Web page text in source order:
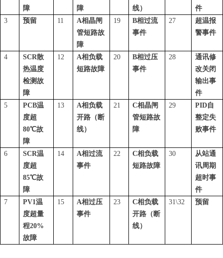
障
障
线）
件
3
预留 11 A相晶闸
管短路故
障
19 B相过流
事件
27
超温报
警事件
4 SCR散
热温度
检测故
障
12 A相负载
短路故障
20 B相过压
事件
28
通讯修
改关闭
输出事
件
5
PCB温
度超
80℃故
障
13 A相负载
开路（断
线）
21 C相晶闸
管短路故
障
29 PID自
整定失
败事件
6 SCR温
度超
85℃故
障
14 A相过流
事件
22 C相负载
短路故障
30
从站通
讯周期
超时事
件
7
PV1温
度超量
程20%
故障
15 A相过压
事件
23 C相负载
开路（断
线）
31\32 预留